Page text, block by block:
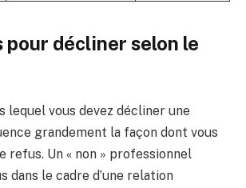
décliner selon le
lequel vous devez décliner une
grandement la façon dont vous
refus. Un « non » professionnel
dans le cadre d’une relation